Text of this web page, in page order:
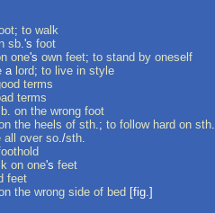
; to walk
sb.'s foot
one's own feet; to stand by oneself
a lord; to live in style
terms
terms
. on the wrong foot
the heels of sth.; to follow hard on sth.
all over so./sth.
on one's feet
feet
the wrong side of bed [fig.]